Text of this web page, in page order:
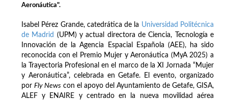
Aeronáutica".
Isabel Pérez Grande, catedrática de la Universidad Politécnica
de Madrid (UPM) y actual directora de Ciencia, Tecnología e
Innovación de la Agencia Espacial Española (AEE), ha sido
reconocida con el Premio Mujer y Aeronáutica (MyA 2025) a
la Trayectoria Profesional en el marco de la XI Jornada “Mujer
y Aeronáutica”, celebrada en Getafe. El evento, organizado
por Fly News con el apoyo del Ayuntamiento de Getafe, GISA,
ALEF y ENAIRE y centrado en la nueva movilidad aérea